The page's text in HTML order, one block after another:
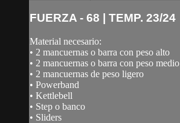
FUERZA - 68 | TEMP. 23/24
Material necesario:
• 2 mancuernas o barra con peso alto
• 2 mancuernas o barra con peso medio
• 2 mancuernas de peso ligero
• Powerband
• Kettlebell
• Step o banco
• Sliders